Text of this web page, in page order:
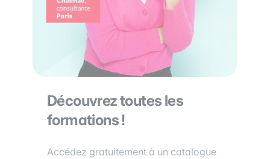
Découvrez toutes les
formations !
Accédez gratuitement à un catalogue